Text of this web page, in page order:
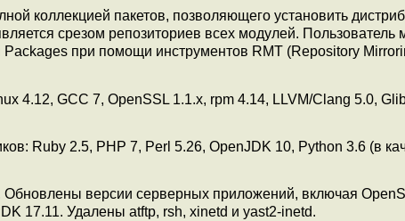
коллекцией пакетов, позволяющего установить
срезом репозиториев всех модулей. Пользователь
при помощи инструментов RMT (Repository
4.12, GCC 7, OpenSSL 1.1.x, rpm 4.14, LLVM/Clang 5.0,
Ruby 2.5, PHP 7, Perl 5.26, OpenJDK 10, Python 3.6 (в
Обновлены версии серверных приложений, включая
17.11. Удалены atftp, rsh, xinetd и yast2-inetd.